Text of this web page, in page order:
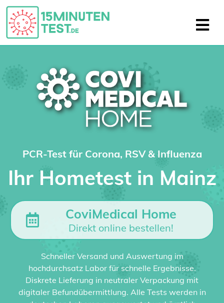
PCR-Test für Corona, RSV & Influenza
Ihr Hometest in Mainz
CoviMedical Home
Direkt online bestellen!
Schneller Versand und Auswertung im
hochdurchsatz Labor für schnelle Ergebnisse.
Diskrete Lieferung in neutraler Verpackung mit
digitaler Befundübermittlung. Alle Tests werden in